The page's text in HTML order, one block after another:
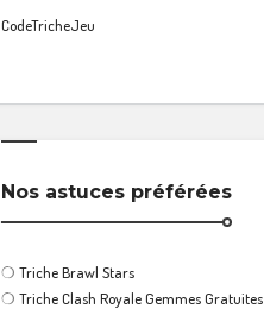
CodeTricheJeu
Nos astuces préférées
❍ Triche Brawl Stars
❍ Triche Clash Royale Gemmes Gratuites